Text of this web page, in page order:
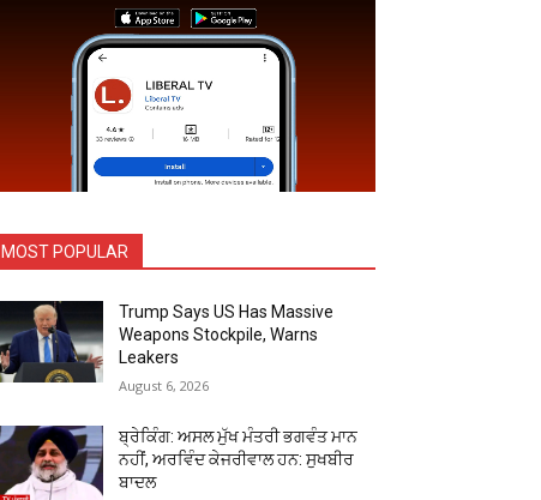
MOST POPULAR
Trump Says US Has Massive
Weapons Stockpile, Warns
Leakers
August 6, 2026
ਬ੍ਰੇਕਿੰਗ: ਅਸਲ ਮੁੱਖ ਮੰਤਰੀ ਭਗਵੰਤ ਮਾਨ
ਨਹੀਂ, ਅਰਵਿੰਦ ਕੇਜਰੀਵਾਲ ਹਨ: ਸੁਖਬੀਰ
ਬਾਦਲ